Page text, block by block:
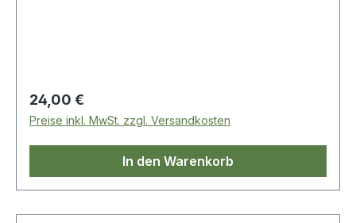
Regulärer Preis:
24,00 €
Preise inkl. MwSt. zzgl. Versandkosten
In den Warenkorb